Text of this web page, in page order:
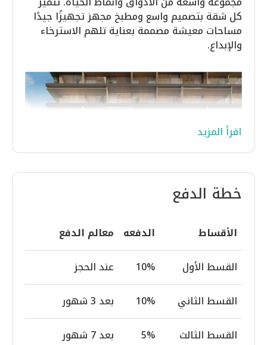
كل شقة بتصميم واسع ومطبخ مجهز تجهيزًا جيدًا
مساحات معيشة مصممة بعناية تلهم الاسترخاء
والإبداع.
يتمتع هافن ليفينج بموقع مثالي في قلب منطقة
نابضة بالحياة، ويتيح لك الجمع بين أفضل ما في
العالمين. ومع وفرة المقاهي والمطاعم والمراكز
الثقافية على بعد خطوات قليلة، يمكنك الانغماس
في نبض المدينة وأنت تعلم أن حياتك في الجنة
تنتظر عودتك.
اقرأ المزيد
خطة الدفع
الأقساط الدفعه معالم الدفع
القسط الأول
10%
عند الحجز
القسط الثاني
10%
بعد 3 شهور
القسط الثالث
5%
بعد 7 شهور